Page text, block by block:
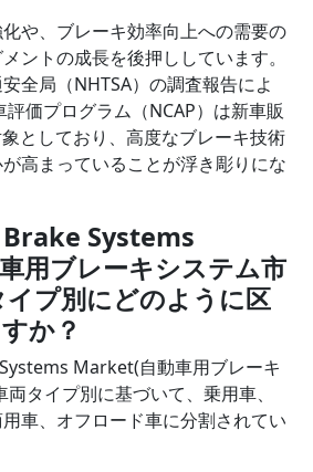
や、ブレーキ効率向上への需要の
ントの成長を後押ししています。
全局（NHTSA）の調査報告によ
価プログラム（NCAP）は新車販
としており、高度なブレーキ技術
高まっていることが浮き彫りにな
Systems
用ブレーキシステム市
プ別にどのように区
か？
Market(自動車用ブレーキ
タイプ別に基づいて、乗用車、
車、オフロード車に分割されてい